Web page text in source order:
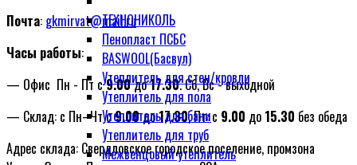
ТЕXНОНИКОЛЬ
Пенопласт ПСБС
BASWOOL(Басвул)
Утеплитель для стен/кровли
Утеплитель для пола
Утеплитель для бани
Утеплитель для труб
Межвенцовый утеплитель
Почта: gkmirvat@mail.ru
Часы работы:
— Офис Пн - Пт с9.00до17.30. Сб, Вс - выходной
— Склад: с Пн–Чт с9.00до17.30, Пт: с 9.00 до 15.30 без обеда
Адрес склада: Свердловское городское поселение, промзона